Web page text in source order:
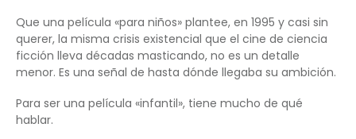
Que una película «para niños» plantee, en 1995 y casi sin
querer, la misma crisis existencial que el cine de ciencia
ficción lleva décadas masticando, no es un detalle
menor. Es una señal de hasta dónde llegaba su ambición.
Para ser una película «infantil», tiene mucho de qué
hablar.